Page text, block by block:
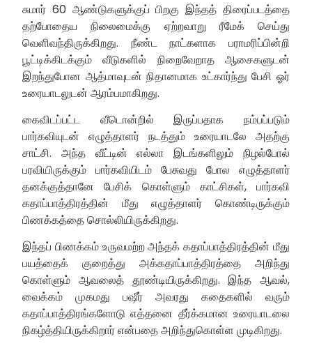
சுமார் 60 ஆண்டுகளுக்குப் பிறகு இந்தத் திரைப்படத்தை
தற்போதைய நிலைமைக்கு ஏற்றவாறு ரீமேக் செய்து
வெளிவந்திருக்கிறது. நீண்ட நாட்களாக பராமரிப்பின்றி
பூட்டிக்கிடக்கும் வீடுகளில் நிறைவேறாத ஆசைகளுடன்
இறந்துபோன ஆத்மாவுடன் நிதானமாக உட்கார்ந்து பேசி ஓர்
உரையாடலுடன் ஆரம்பமாகிறது.
கைவிடப்பட்ட வீடொன்றில் இருப்பதாக நம்பப்படும்
பார்கவியுடன் எழுத்தாளர் நடத்தும் உரையாடலே அதற்கு
சாட்சி. அந்த வீட்டின் எல்லா இடங்களிலும் நிழல்போல்
பரவியிருக்கும் பார்கவியிடம் பேசுவது போல எழுத்தாளர்
தனக்குத்தானே பேசிக் கொள்ளும் காட்சிகள், பார்கவி
கதாப்பாத்திரத்தின் மீது எழுத்தாளர் கொண்டிருக்கும்
பிணக்கத்தை சொல்லியிருக்கிறது.
இந்தப் பிணக்கம் உருவமற்ற அந்தக் கதாப்பாத்திரத்தின் மீது
பயத்தைக் குறைத்து அக்கதாப்பாத்திரத்தை அறிந்து
கொள்ளும் ஆவலைத் தூண்டியிருக்கிறது. இந்த ஆவல்,
வைக்கம் முகமது பஷீர் அவரது கதைகளில் வரும்
கதாப்பாத்திரங்களோடு எத்தனை தீர்க்கமான உரையாடலை
நிகழ்த்தியிருக்கிறார் என்பதை அறிந்துகொள்ள முடிகிறது.